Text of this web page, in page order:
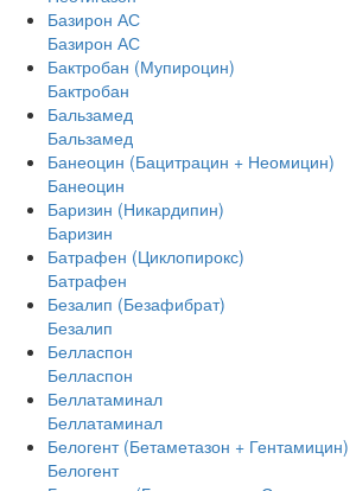
Базирон АС
Базирон АС
Бактробан (Мупироцин)
Бактробан
Бальзамед
Бальзамед
Банеоцин (Бацитрацин + Неомицин)
Банеоцин
Баризин (Никардипин)
Баризин
Батрафен (Циклопирокс)
Батрафен
Безалип (Безафибрат)
Безалип
Белласпон
Белласпон
Беллатаминал
Беллатаминал
Белогент (Бетаметазон + Гентамицин)
Белогент